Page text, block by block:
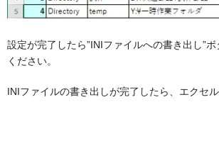
設定が完了したら”INIファイルへの書き出し”
ください。
INIファイルの書き出しが完了したら、エクセル